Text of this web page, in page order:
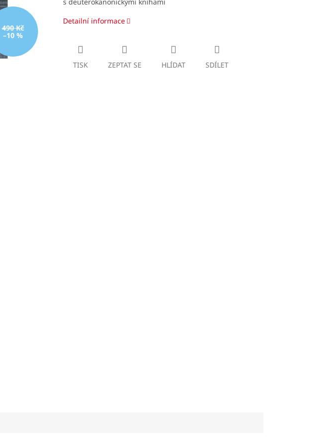
490 Kč
–10 %
s deuterokanonickými knihami
Detailní informace
TISK ZEPTAT SE HLÍDAT SDÍLET